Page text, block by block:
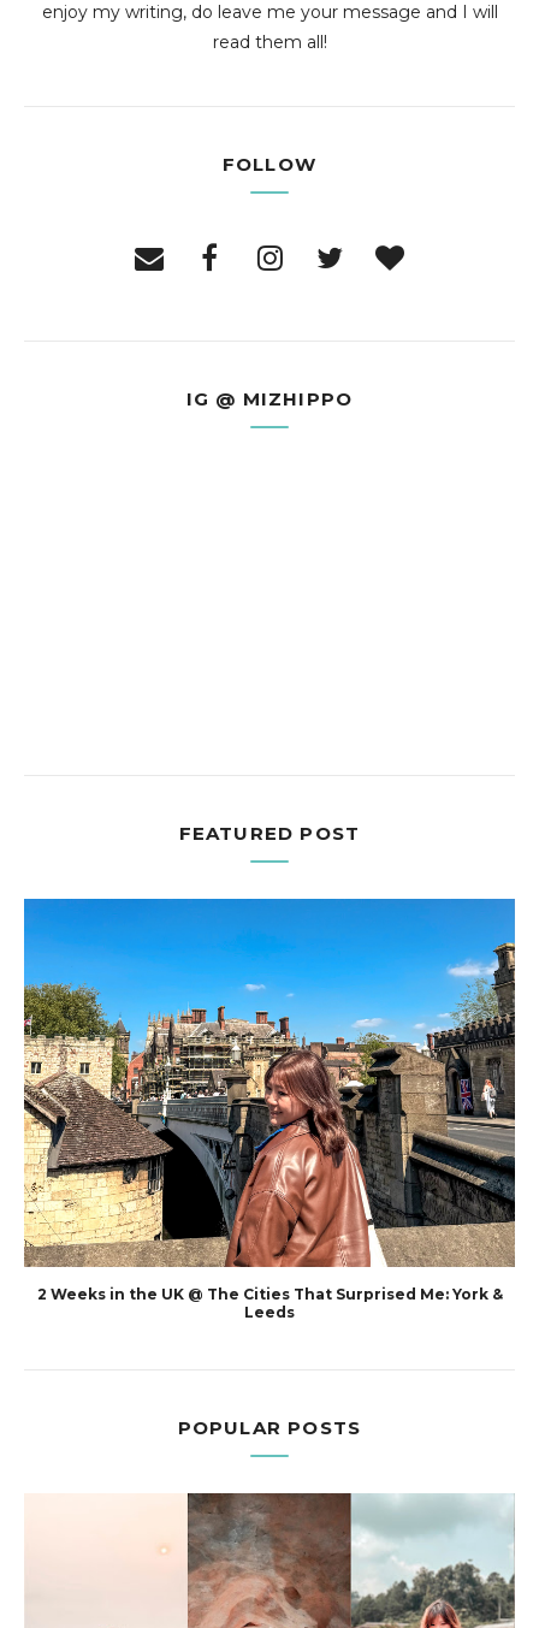
enjoy my writing, do leave me your message and I will
read them all!
FOLLOW
IG @ MIZHIPPO
FEATURED POST
2 Weeks in the UK @ The Cities That Surprised Me: York &
Leeds
POPULAR POSTS